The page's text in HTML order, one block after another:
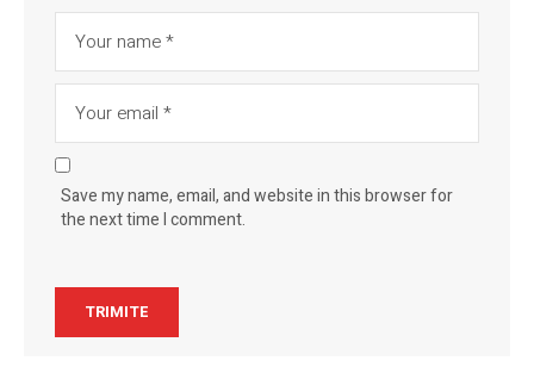
Save my name, email, and website in this browser for
the next time I comment.